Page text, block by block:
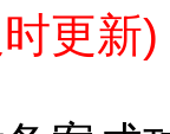
更新)